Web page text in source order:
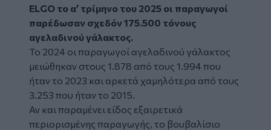
ELGO το α’ τρίμηνο του 2025 οι παραγωγοί
παρέδωσαν σχεδόν 175.500 τόνους
αγελαδινού γάλακτος.
Το 2024 οι παραγωγοί αγελαδινού γάλακτος
μειώθηκαν στους 1.878 από τους 1.994 που
ήταν το 2023 και αρκετά χαμηλότερα από τους
3.253 που ήταν το 2015.
Αν και παραμένει είδος εξαιρετικά
περιορισμένης παραγωγής, το βουβαλίσιο